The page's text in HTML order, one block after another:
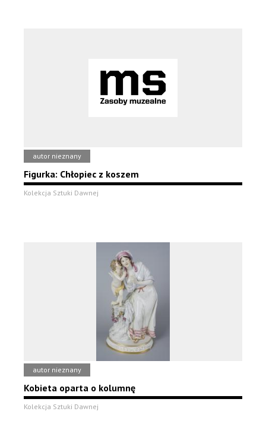
autor nieznany
Figurka: Chłopiec z koszem
Kolekcja Sztuki Dawnej
autor nieznany
Kobieta oparta o kolumnę
Kolekcja Sztuki Dawnej